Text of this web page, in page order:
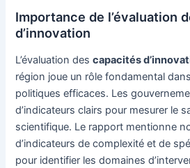
Importance de l’évaluation
d’innovation
L’évaluation descapacités
région joue un rôle fondamental
politiques efficaces. Les
d’indicateurs clairs pour mesurer le
scientifique. Le rapport mentionne
d’indicateurs de complexité et de
pour identifier les domaines